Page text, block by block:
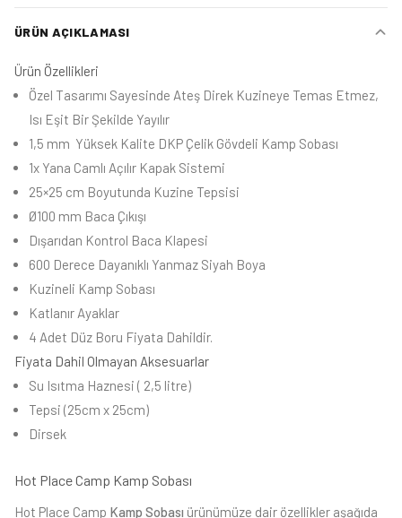
ÜRÜN AÇIKLAMASI
Ürün Özellikleri
Özel Tasarımı Sayesinde Ateş Direk Kuzineye Temas Etmez,
Isı Eşit Bir Şekilde Yayılır
1,5 mm Yüksek Kalite DKP Çelik Gövdeli Kamp Sobası
1x Yana Camlı Açılır Kapak Sistemi
25×25 cm Boyutunda Kuzine Tepsisi
Ø100 mm Baca Çıkışı
Dışarıdan Kontrol Baca Klapesi
600 Derece Dayanıklı Yanmaz Siyah Boya
Kuzineli Kamp Sobası
Katlanır Ayaklar
4 Adet Düz Boru Fiyata Dahildir.
Fiyata Dahil Olmayan Aksesuarlar
Su Isıtma Haznesi ( 2,5 litre)
Tepsi (25cm x 25cm)
Dirsek
Hot Place Camp Kamp Sobası
Hot Place Camp Kamp Sobası ürünümüze dair özellikler aşağıda